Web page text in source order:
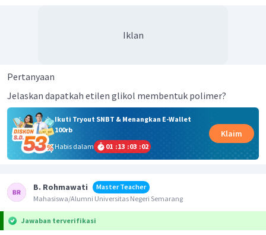
Iklan
Pertanyaan
Jelaskan dapatkah etilen glikol membentuk polimer?
Ikuti Tryout SNBT & Menangkan E-Wallet
100rb
Habis dalam
01 :13 :03 :02
Klaim
B. Rohmawati
Master Teacher
Mahasiswa/Alumni Universitas Negeri Semarang
Jawaban terverifikasi